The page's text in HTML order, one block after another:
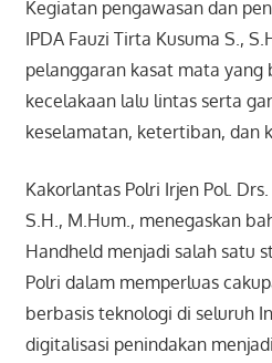
Kegiatan pengawasan dan
IPDA Fauzi Tirta Kusuma S.,
pelanggaran kasat mata
kecelakaan lalu lintas serta
keselamatan, ketertiban, dan
Kakorlantas Polri Irjen Pol.
S.H., M.Hum., menegaskan
Handheld menjadi salah satu
Polri dalam memperluas
berbasis teknologi di seluruh
digitalisasi penindakan